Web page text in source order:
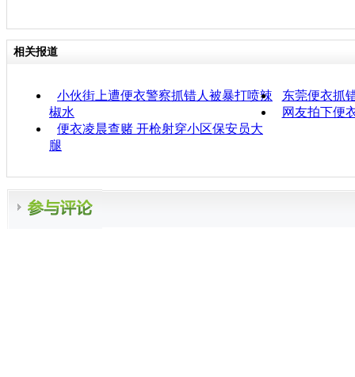
相关报道
小伙街上遭便衣警察抓错人被暴打喷辣
椒水
东莞便衣抓
网友拍下便
便衣凌晨查赌 开枪射穿小区保安员大
腿